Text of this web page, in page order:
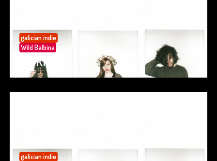
galician indie
Wild Balbina
SO KIND
galician indie